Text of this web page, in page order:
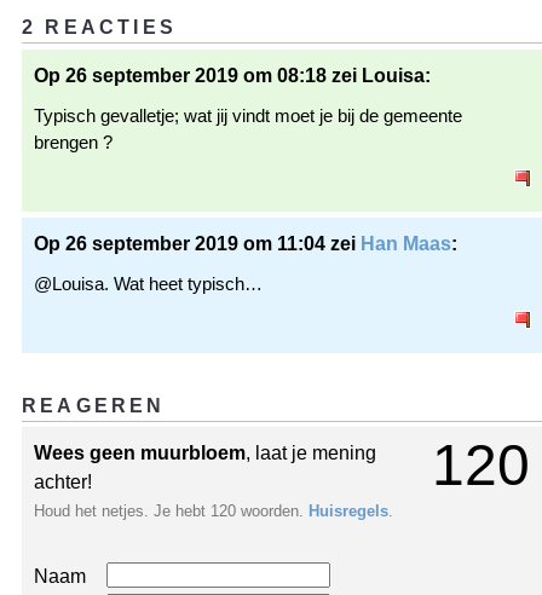
2 REACTIES
Op 26 september 2019 om 08:18 zei Louisa:
Typisch gevalletje; wat jij vindt moet je bij de gemeente
brengen ?
Op 26 september 2019 om 11:04 zei Han Maas:
@Louisa. Wat heet typisch…
REAGEREN
120
Wees geen muurbloem, laat je mening
achter!
Houd het netjes. Je hebt 120 woorden. Huisregels
Naam